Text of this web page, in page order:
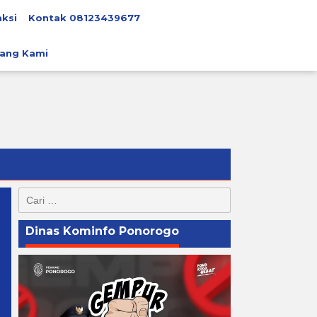
Kontak 08123439677
Kami
untuk:
Dinas Kominfo Ponorogo